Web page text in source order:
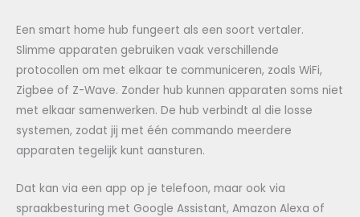
Een smart home hub fungeert als een soort vertaler.
Slimme apparaten gebruiken vaak verschillende
protocollen om met elkaar te communiceren, zoals WiFi,
Zigbee of Z-Wave. Zonder hub kunnen apparaten soms niet
met elkaar samenwerken. De hub verbindt al die losse
systemen, zodat jij met één commando meerdere
apparaten tegelijk kunt aansturen.
Dat kan via een app op je telefoon, maar ook via
spraakbesturing met Google Assistant, Amazon Alexa of